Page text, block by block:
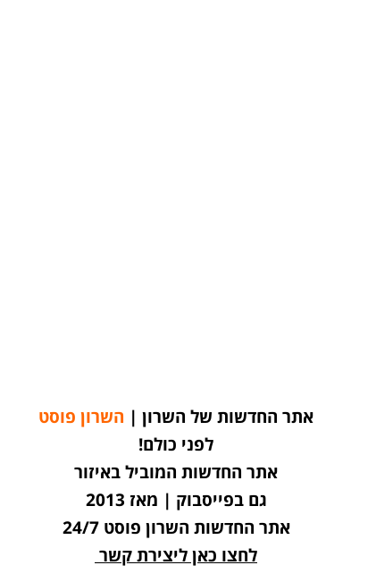
אתר החדשות של השרון | השרון פוסט
לפני כולם!
אתר החדשות המוביל באיזור
גם בפייסבוק | מאז 2013
אתר החדשות השרון פוסט 24/7
לחצו כאן ליצירת קשר